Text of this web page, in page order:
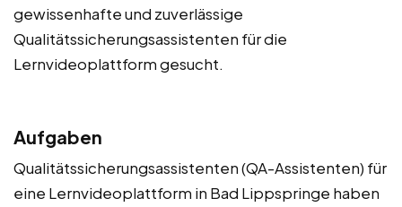
gewissenhafte und zuverlässige
Qualitätssicherungsassistenten für die
Lernvideoplattform gesucht.
Aufgaben
Qualitätssicherungsassistenten (QA-Assistenten) für
eine Lernvideoplattform in Bad Lippspringe haben